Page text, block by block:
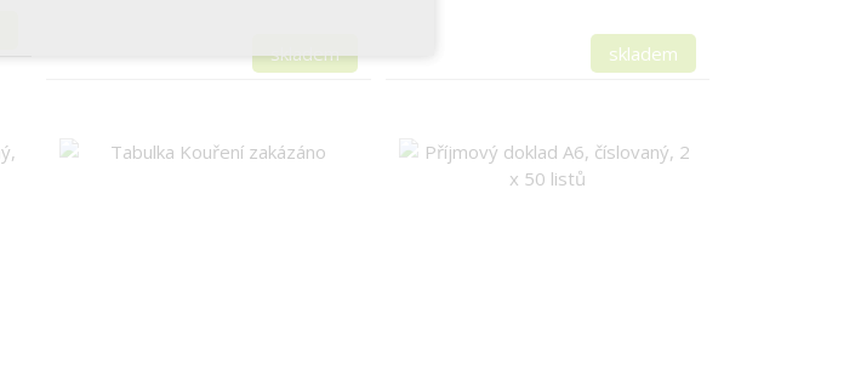
skladem skladem